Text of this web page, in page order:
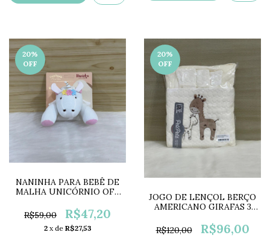
20%
OFF
NANINHA PARA BEBÊ DE
MALHA UNICÓRNIO OFF
R$59,00
R$47,20
2 x de R$27,53
20%
OFF
JOGO DE LENÇOL BERÇO
AMERICANO GIRAFAS 3
R$120,00
R$96,00